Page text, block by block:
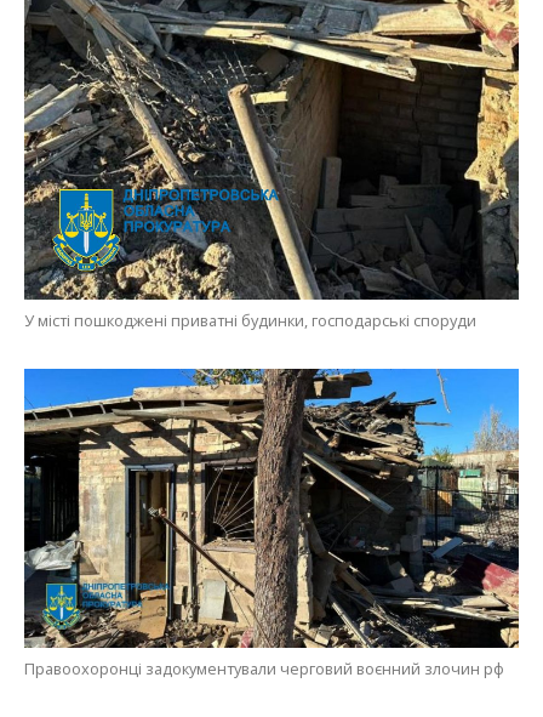
У місті пошкоджені приватні будинки, господарські споруди
Правоохоронці задокументували черговий воєнний злочин рф